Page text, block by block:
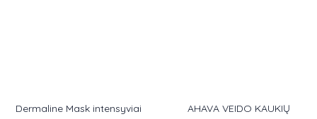
Dermaline Mask intensyviai
AHAVA VEIDO KAUKIŲ